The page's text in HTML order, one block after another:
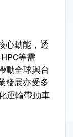
心動能，透
等需
動全球與台
發展亦受多
運輸帶動車